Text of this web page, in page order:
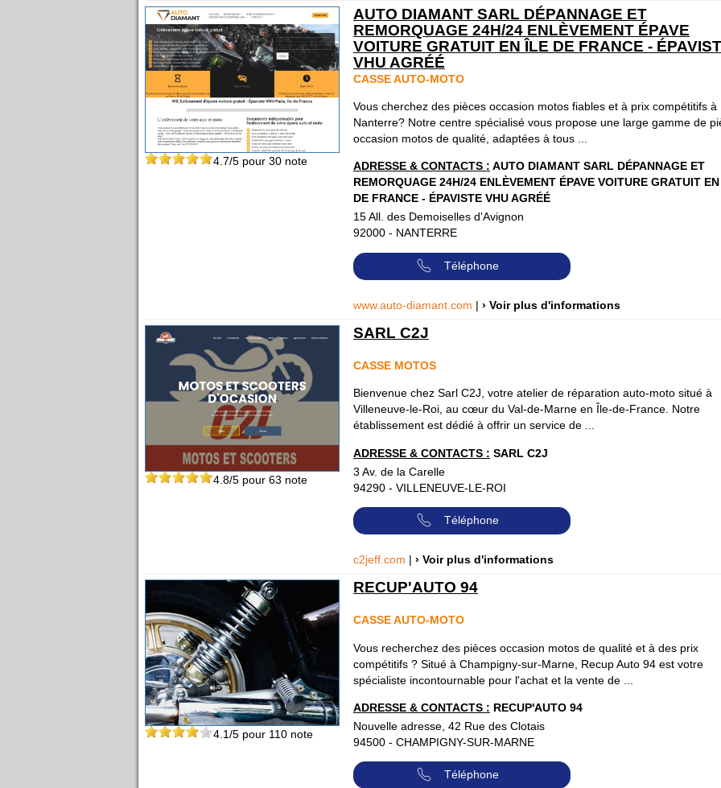
4.7/5 pour 30 note
AUTO DIAMANT SARL DÉPANNAGE ET
REMORQUAGE 24H/24 ENLÈVEMENT ÉPAVE
VOITURE GRATUIT EN ÎLE DE FRANCE -
VHU AGRÉÉ
CASSE AUTO-MOTO
Vous cherchez des pièces occasion motos fiables et à prix compétitifs à
Nanterre? Notre centre spécialisé vous propose une large gamme de
occasion motos de qualité, adaptées à tous ...
ADRESSE & CONTACTS : AUTO DIAMANT SARL DÉPANNAGE ET
REMORQUAGE 24H/24 ENLÈVEMENT ÉPAVE VOITURE GRATUIT
DE FRANCE - ÉPAVISTE VHU AGRÉÉ
15 All. des Demoiselles d'Avignon
92000 - NANTERRE
Téléphone
www.auto-diamant.com | › Voir plus d'informations
4.8/5 pour 63 note
SARL C2J
CASSE MOTOS
Bienvenue chez Sarl C2J, votre atelier de réparation auto-moto situé à
Villeneuve-le-Roi, au cœur du Val-de-Marne en Île-de-France. Notre
établissement est dédié à offrir un service de ...
ADRESSE & CONTACTS : SARL C2J
3 Av. de la Carelle
94290 - VILLENEUVE-LE-ROI
Téléphone
c2jeff.com | › Voir plus d'informations
4.1/5 pour 110 note
RECUP'AUTO 94
CASSE AUTO-MOTO
Vous recherchez des pièces occasion motos de qualité et à des prix
compétitifs ? Situé à Champigny-sur-Marne, Recup Auto 94 est votre
spécialiste incontournable pour l'achat et la vente de ...
ADRESSE & CONTACTS : RECUP'AUTO 94
Nouvelle adresse, 42 Rue des Clotais
94500 - CHAMPIGNY-SUR-MARNE
Téléphone